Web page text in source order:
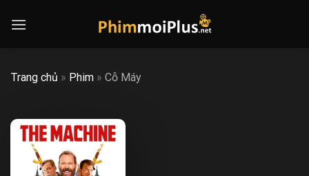
Trang chủ » Phim » Cỗ Máy